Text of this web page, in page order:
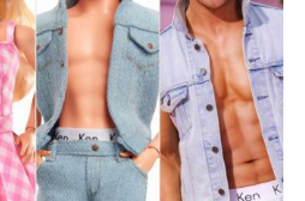
m p
p